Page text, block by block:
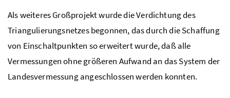
Als weiteres Großprojekt wurde die Verdichtung des
Triangulierungsnetzes begonnen, das durch die Schaffung
von Einschaltpunkten so erweitert wurde, daß alle
Vermessungen ohne größeren Aufwand an das System der
Landesvermessung angeschlossen werden konnten.